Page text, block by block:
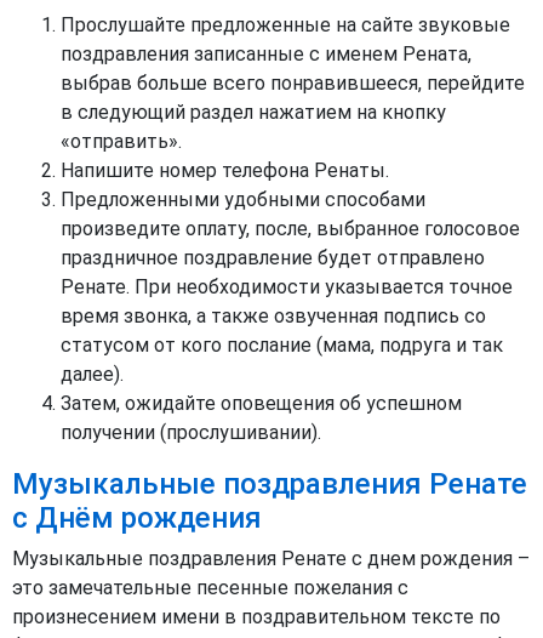
Прослушайте предложенные на сайте звуковые
поздравления записанные с именем Рената,
выбрав больше всего понравившееся, перейдите
в следующий раздел нажатием на кнопку
«отправить».
Напишите номер телефона Ренаты.
Предложенными удобными способами
произведите оплату, после, выбранное голосовое
праздничное поздравление будет отправлено
Ренате. При необходимости указывается точное
время звонка, а также озвученная подпись со
статусом от кого послание (мама, подруга и так
далее).
Затем, ожидайте оповещения об успешном
получении (прослушивании).
Музыкальные поздравления Ренате
с Днём рождения
Музыкальные поздравления Ренате с днем рождения –
это замечательные песенные пожелания с
произнесением имени в поздравительном тексте по